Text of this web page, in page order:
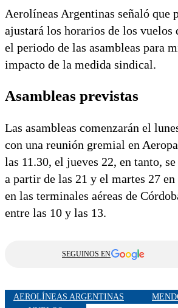
Aerolíneas Argentinas señaló que
ajustará los horarios de los vuelos
el periodo de las asambleas para
impacto de la medida sindical.
Asambleas previstas
Las asambleas comenzarán el
con una reunión gremial en
las 11.30, el jueves 22, en tanto,
a partir de las 21 y el martes 27
en las terminales aéreas de
entre las 10 y las 13.
SEGUINOS EN
AEROLÍNEAS ARGENTINAS